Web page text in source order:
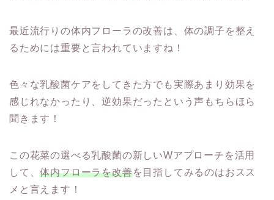
最近流行りの体内フローラの改善は、体の調子を整え
るためには重要と言われていますね！
色々な乳酸菌ケアをしてきた方でも実際あまり効果を
感じれなかったり、逆効果だったという声もちらほら
聞きます！
この花菜の選べる乳酸菌の新しいWアプローチを活用
して、体内フローラを改善を目指してみるのはおスス
メと言えます！